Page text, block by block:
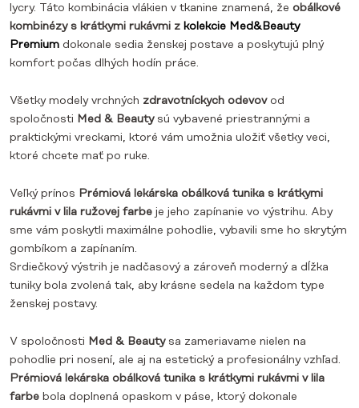
lycry. Táto kombinácia vlákien v tkanine znamená, že obálkové
kombinézy s krátkymi rukávmi z kolekcie Med&Beauty
Premium dokonale sedia ženskej postave a poskytujú plný
komfort počas dlhých hodín práce.
Všetky modely vrchných zdravotníckych odevovod
spoločnosti Med & Beautysú vybavené priestrannými a
praktickými vreckami, ktoré vám umožnia uložiť všetky veci,
ktoré chcete mať po ruke.
Veľký prínos Prémiová lekárska obálková tunika s krátkymi
rukávmi v lila ružovej farbe je jeho zapínanie vo výstrihu. Aby
sme vám poskytli maximálne pohodlie, vybavili sme ho skrytým
gombíkom a zapínaním.
Srdiečkový výstrih je nadčasový a zároveň moderný a dĺžka
tuniky bola zvolená tak, aby krásne sedela na každom type
ženskej postavy.
V spoločnosti Med & Beautysa zameriavame nielen na
pohodlie pri nosení, ale aj na estetický a profesionálny vzhľad.
Prémiová lekárska obálková tunika s krátkymi rukávmi v lila
farbe bola doplnená opaskom v páse, ktorý dokonale